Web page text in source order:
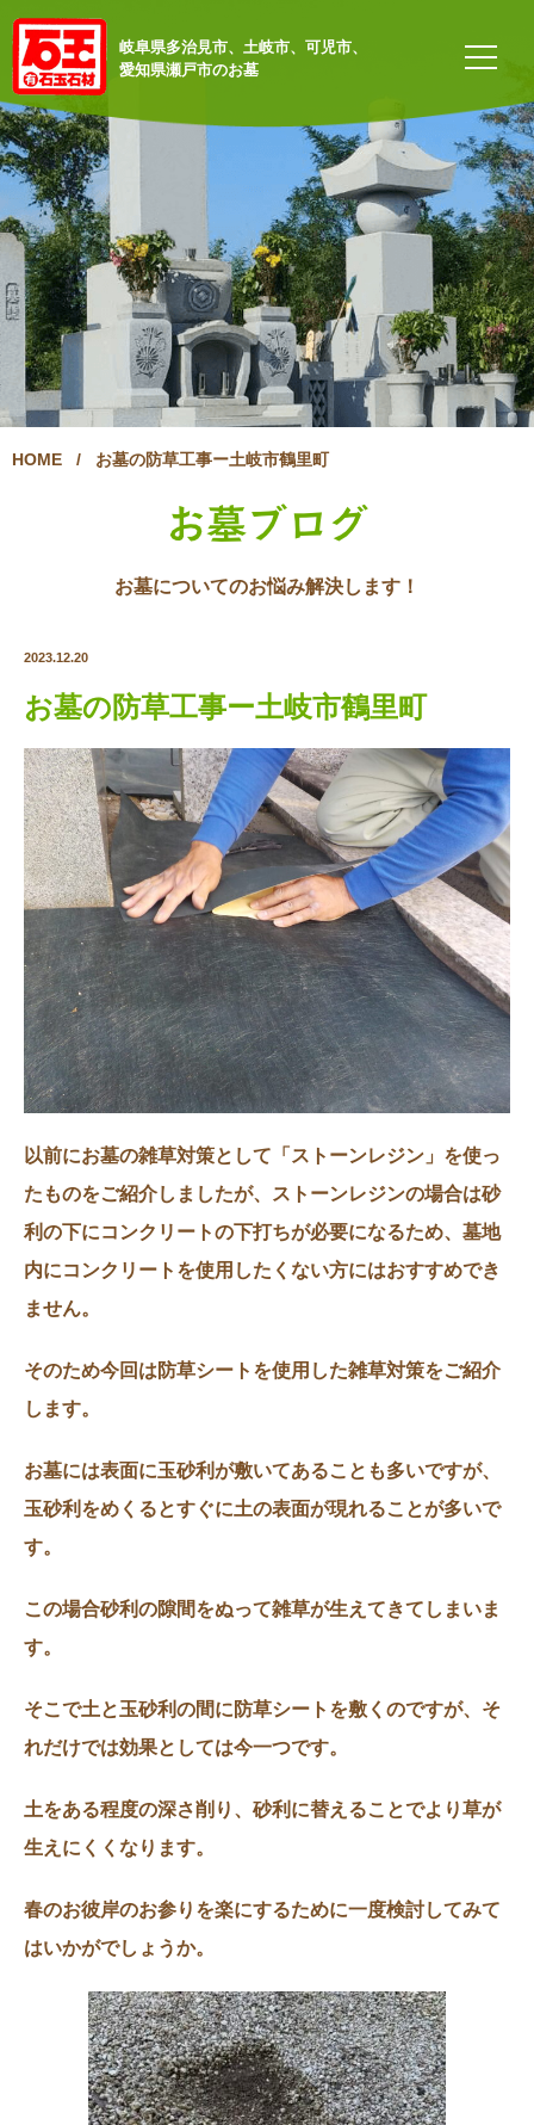
岐阜県多治見市、土岐市、可児市、
愛知県瀬戸市のお墓
HOME / お墓の防草工事ー土岐市鶴里町
お墓ブログ
お墓についてのお悩み解決します！
2023.12.20
お墓の防草工事ー土岐市鶴里町
以前にお墓の雑草対策として「ストーンレジン」を使っ
たものをご紹介しましたが、ストーンレジンの場合は砂
利の下にコンクリートの下打ちが必要になるため、墓地
内にコンクリートを使用したくない方にはおすすめでき
ません。
そのため今回は防草シートを使用した雑草対策をご紹介
します。
お墓には表面に玉砂利が敷いてあることも多いですが、
玉砂利をめくるとすぐに土の表面が現れることが多いで
す。
この場合砂利の隙間をぬって雑草が生えてきてしまいま
す。
そこで土と玉砂利の間に防草シートを敷くのですが、そ
れだけでは効果としては今一つです。
土をある程度の深さ削り、砂利に替えることでより草が
生えにくくなります。
春のお彼岸のお参りを楽にするために一度検討してみて
はいかがでしょうか。